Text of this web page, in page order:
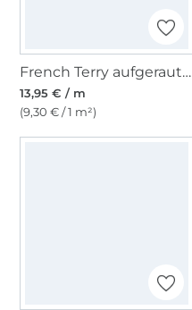
French Terry aufgeraut, hell royalblau
13,95 € / m
(9,30 € / 1 m²)